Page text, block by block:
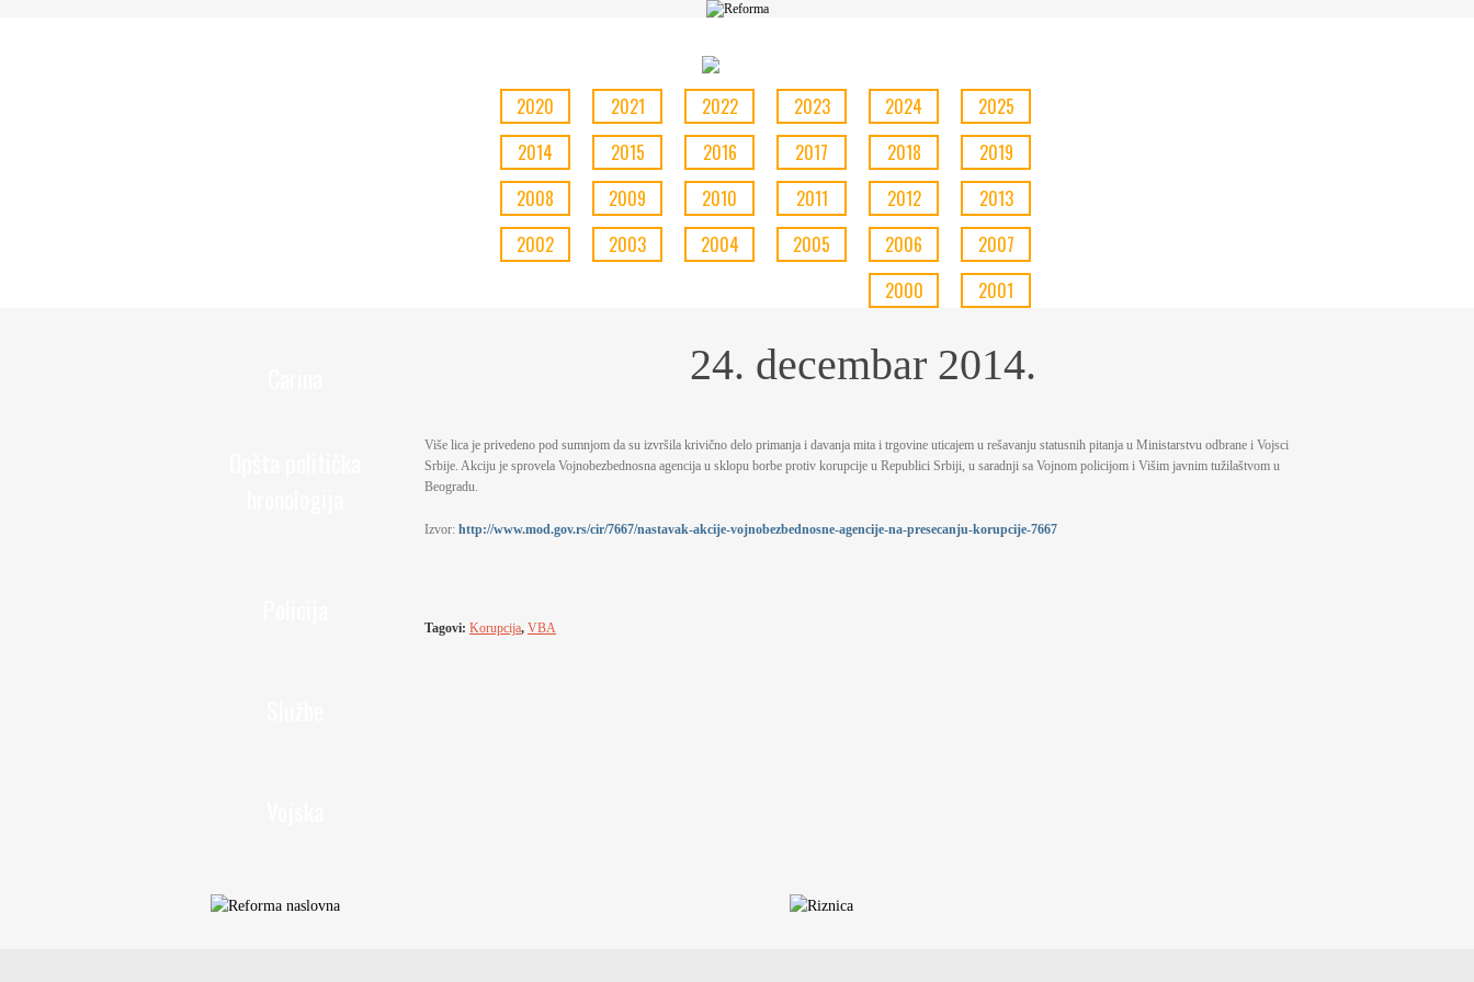
2025
2024
2023
2022
2021
2020
2019
2018
2017
2016
2015
2014
2013
2012
2011
2010
2009
2008
2007
2006
2005
2004
2003
2002
2001
2000
24. decembar 2014.
Više lica je privedeno pod sumnjom da su izvršila krivično delo primanja i davanja mita i trgovine uticajem u rešavanju statusnih pitanja u Ministarstvu odbrane i Vojsci
Srbije. Akciju je sprovela Vojnobezbednosna agencija u sklopu borbe protiv korupcije u Republici Srbiji, u saradnji sa Vojnom policijom i Višim javnim tužilaštvom u
Beogradu.
Izvor: http://www.mod.gov.rs/cir/7667/nastavak-akcije-vojnobezbednosne-agencije-na-presecanju-korupcije-7667
Tagovi: Korupcija, VBA